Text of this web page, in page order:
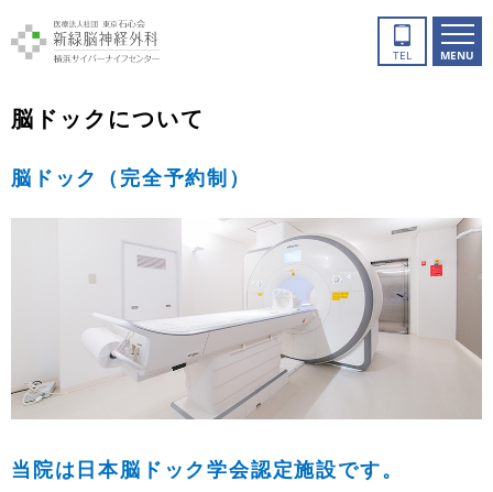
TEL MENU
脳ドックについて
脳ドック（完全予約制）
当院は日本脳ドック学会認定施設です。